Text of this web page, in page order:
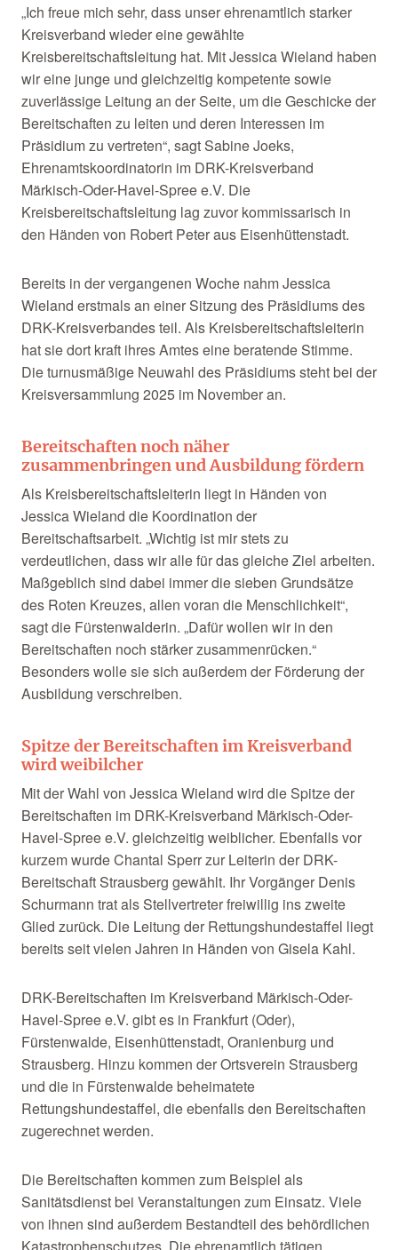
„Ich freue mich sehr, dass unser ehrenamtlich starker
Kreisverband wieder eine gewählte
Kreisbereitschaftsleitung hat. Mit Jessica Wieland haben
wir eine junge und gleichzeitig kompetente sowie
zuverlässige Leitung an der Seite, um die Geschicke der
Bereitschaften zu leiten und deren Interessen im
Präsidium zu vertreten“, sagt Sabine Joeks,
Ehrenamtskoordinatorin im DRK-Kreisverband
Märkisch-Oder-Havel-Spree e.V. Die
Kreisbereitschaftsleitung lag zuvor kommissarisch in
den Händen von Robert Peter aus Eisenhüttenstadt.
Bereits in der vergangenen Woche nahm Jessica
Wieland erstmals an einer Sitzung des Präsidiums des
DRK-Kreisverbandes teil. Als Kreisbereitschaftsleiterin
hat sie dort kraft ihres Amtes eine beratende Stimme.
Die turnusmäßige Neuwahl des Präsidiums steht bei der
Kreisversammlung 2025 im November an.
Bereitschaften noch näher
zusammenbringen und Ausbildung fördern
Als Kreisbereitschaftsleiterin liegt in Händen von
Jessica Wieland die Koordination der
Bereitschaftsarbeit. „Wichtig ist mir stets zu
verdeutlichen, dass wir alle für das gleiche Ziel arbeiten.
Maßgeblich sind dabei immer die sieben Grundsätze
des Roten Kreuzes, allen voran die Menschlichkeit“,
sagt die Fürstenwalderin. „Dafür wollen wir in den
Bereitschaften noch stärker zusammenrücken.“
Besonders wolle sie sich außerdem der Förderung der
Ausbildung verschreiben.
Spitze derBereitschaften im Kreisverband
wird weibilcher
Mit der Wahl von Jessica Wieland wird die Spitze der
Bereitschaften im DRK-Kreisverband Märkisch-Oder-
Havel-Spree e.V. gleichzeitig weiblicher. Ebenfalls vor
kurzem wurde Chantal Sperr zur Leiterin der DRK-
Bereitschaft Strausberg gewählt. Ihr Vorgänger Denis
Schurmann trat als Stellvertreter freiwillig ins zweite
Glied zurück. Die Leitung der Rettungshundestaffel liegt
bereits seit vielen Jahren in Händen von Gisela Kahl.
DRK-Bereitschaften im Kreisverband Märkisch-Oder-
Havel-Spree e.V. gibt es in Frankfurt (Oder),
Fürstenwalde, Eisenhüttenstadt, Oranienburg und
Strausberg. Hinzu kommen der Ortsverein Strausberg
und die in Fürstenwalde beheimatete
Rettungshundestaffel, die ebenfalls den Bereitschaften
zugerechnet werden.
Die Bereitschaften kommen zum Beispiel als
Sanitätsdienst bei Veranstaltungen zum Einsatz. Viele
von ihnen sind außerdem Bestandteil des behördlichen